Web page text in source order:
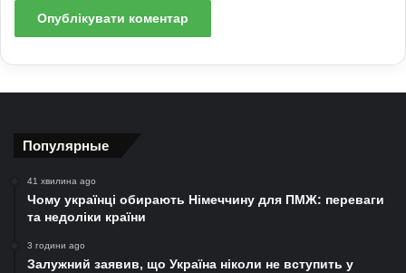
Популярные
41 хвилина ago
Чому українці обирають Німеччину для ПМЖ: переваги
та недоліки країни
3 години ago
Залужний заявив, що Україна ніколи не вступить у